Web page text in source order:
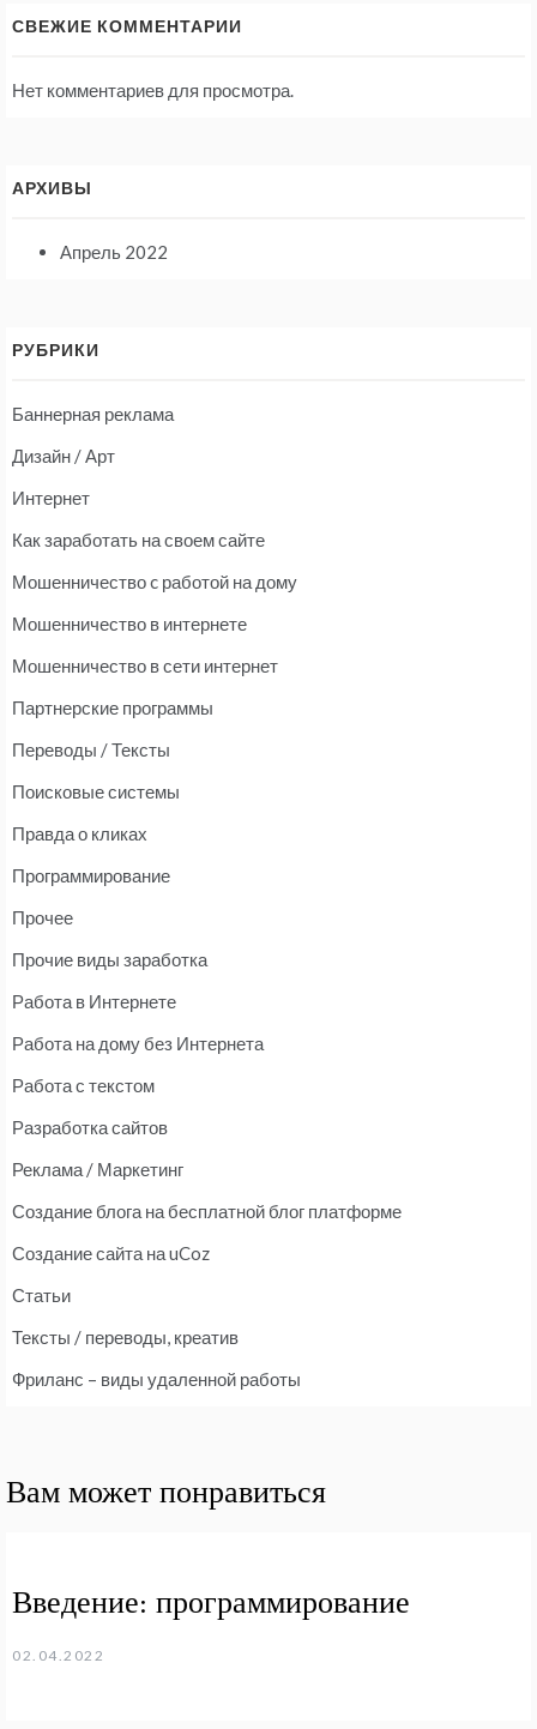
СВЕЖИЕ КОММЕНТАРИИ
Нет комментариев для просмотра.
АРХИВЫ
Апрель 2022
РУБРИКИ
Баннерная реклама
Дизайн / Арт
Интернет
Как заработать на своем сайте
Мошенничество c работой на дому
Мошенничество в интернете
Мошенничество в сети интернет
Партнерские программы
Переводы / Тексты
Поисковые системы
Правда о кликах
Программирование
Прочее
Прочие виды заработка
Работа в Интернете
Работа на дому без Интернета
Работа с текстом
Разработка сайтов
Реклама / Маркетинг
Создание блога на бесплатной блог платформе
Создание сайта на uCoz
Статьи
Тексты / переводы, креатив
Фриланс – виды удаленной работы
Вам может понравиться
Введение: программирование
02.04.2022